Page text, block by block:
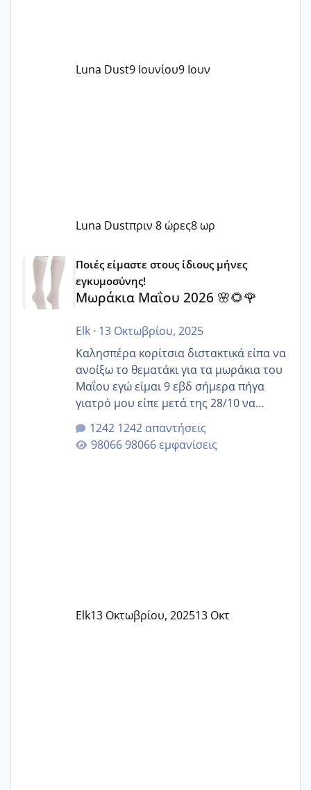
Luna Dust9 Ιουνίου9 Ιουν
Luna Dustπριν 8 ώρες8 ωρ
Μωράκια Μαΐου 2026 🌸🌻🌹
Ποιές είμαστε στους ίδιους μήνες
εγκυμοσύνης!
Μωράκια Μαΐου 2026 🌸🌻🌹
Elk· 13 Οκτωβρίου, 2025
Καλησπέρα κορίτσια διστακτικά είπα να
ανοίξω το θεματάκι για τα μωράκια του
Μαΐου εγώ είμαι 9 εβδ σήμερα πήγα
γιατρό μου είπε μετά της 28/10 να
κλείσω ραντεβού για την αυχενική είναι
καμιά άλλη κοπέλα να γεννάει Μάιο ;;
1242 απαντήσεις
98066 εμφανίσεις
Elk13 Οκτωβρίου, 202513 Οκτ